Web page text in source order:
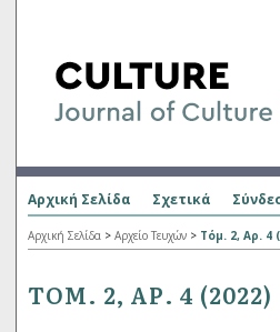
Αρχική Σελίδα Σχετικά
Αρχική Σελίδα > Αρχείο Τευχών > Τόμ. 2, Αρ. 4
ΤΌΜ. 2, ΑΡ. 4 (2022)